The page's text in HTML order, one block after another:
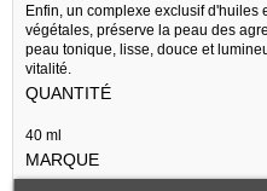
Enfin, un complexe exclusif d'huiles
végétales, préserve la peau des
peau tonique, lisse, douce et
vitalité.
QUANTITÉ
40 ml
MARQUE